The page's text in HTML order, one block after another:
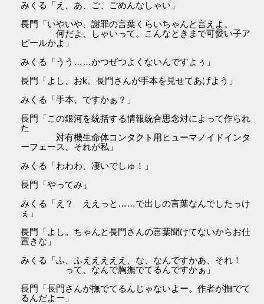
みくる「え、あ、ご、ごめんなしゃい」
長門「いやいや、謝罪の言葉くらいちゃんと言えよ。
何だよ、しゃいって。こんなときまで可愛い子ア
ピールかよ」
みくる「うう……かつぜつよくないんですよぅ」
長門「よし、おk。長門さんが手本を見せてあげよう」
みくる「手本、ですかぁ？」
長門「この銀河を統括する情報統合思念対によって作られ
た
対有機生命体コンタクト用ヒューマノイドインタ
ーフェース、それが私」
みくる「わわわ、凄いでしゅ！」
長門「やってみ」
みくる「え？ ええっと……で出しの言葉なんでしたっけ
ぇ」
長門「よし。ちゃんと長門さんの言葉聞けてないからお仕
置きな」
みくる「ふ、ふえええええ、な、なんですかあ、それ！
って、なんで胸撫でてるんですかぁ」
長門「長門さんが撫でてるんじゃないよー。作者が撫でて
るんだよー」